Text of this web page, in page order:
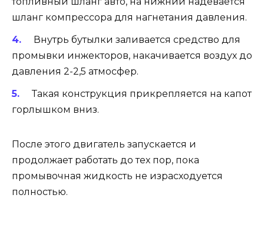
шланг компрессора для нагнетания давления.
Внутрь бутылки заливается средство для
промывки инжекторов, накачивается воздух до
давления 2-2,5 атмосфер.
Такая конструкция прикрепляется на капот
горлышком вниз.
После этого двигатель запускается и
продолжает работать до тех пор, пока
промывочная жидкость не израсходуется
полностью.